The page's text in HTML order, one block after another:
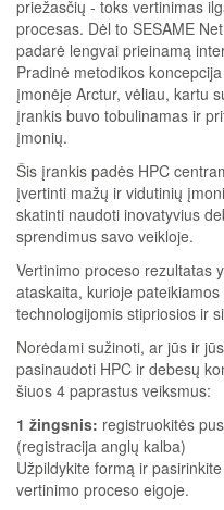
priežasčių - toks vertinimas
procesas. Dėl to SESAME
padarė lengvai prieinamą
Pradinė metodikos
įmonėje Arctur, vėliau, kartu
įrankis buvo tobulinamas ir
įmonių.
Šis įrankis padės HPC
įvertinti mažų ir vidutinių
skatinti naudoti inovatyvius
sprendimus savo veikloje.
Vertinimo proceso rezultatas
ataskaita, kurioje
technologijomis stipriosios ir
Norėdami sužinoti, ar jūs ir
pasinaudoti HPC ir debesų
šiuos 4 paprastus veiksmus:
1 žingsnis: registruokitės
(registracija anglų kalba)
Užpildykite formą ir
vertinimo proceso eigoje.